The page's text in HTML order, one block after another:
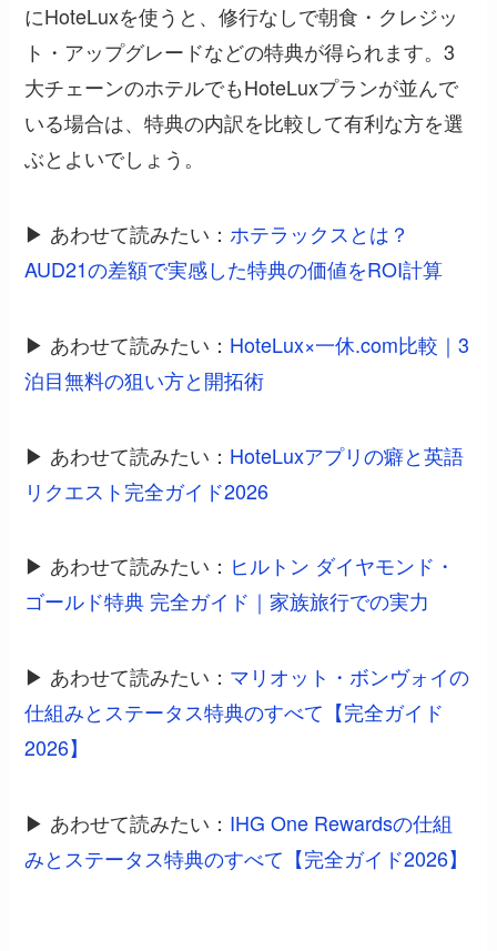
にHoteLuxを使うと、修行なしで朝食・クレジッ
ト・アップグレードなどの特典が得られます。3
大チェーンのホテルでもHoteLuxプランが並んで
いる場合は、特典の内訳を比較して有利な方を選
ぶとよいでしょう。
▶ あわせて読みたい： ホテラックスとは？
AUD21の差額で実感した特典の価値をROI計算
▶ あわせて読みたい： HoteLux×一休.com比較｜3
泊目無料の狙い方と開拓術
▶ あわせて読みたい： HoteLuxアプリの癖と英語
リクエスト完全ガイド2026
▶ あわせて読みたい： ヒルトン ダイヤモンド・
ゴールド特典 完全ガイド｜家族旅行での実力
▶ あわせて読みたい： マリオット・ボンヴォイの
仕組みとステータス特典のすべて【完全ガイド
2026】
▶ あわせて読みたい： IHG One Rewardsの仕組
みとステータス特典のすべて【完全ガイド2026】